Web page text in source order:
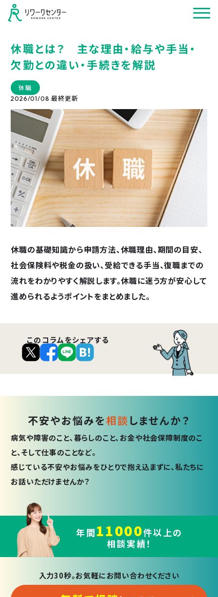
休職とは？ 主な理由・給与や手当・
欠勤との違い・手続きを解説
休職
2026/01/08 最終更新
休職の基礎知識から申請方法、休職理由、期間の目安、
社会保険料や税金の扱い、受給できる手当、復職までの
流れをわかりやすく解説します。休職に迷う方が安心して
進められるようポイントをまとめました。
このコラムをシェアする
不安やお悩みを相談 しませんか？
病気や障害のこと、暮らしのこと、お金や社会保障制度のこ
と、そして仕事のことなど。
感じている不安やお悩みをひとりで抱え込まずに、私たちに
お話いただけませんか？
年間11000件以上の
相談実績！
入力30秒。お気軽にお問い合わせください